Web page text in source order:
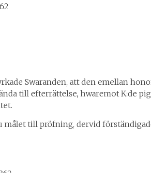
Swaranden, att den emellan
till efterrättelse, hwaremot K:de
målet till pröfning, dervid